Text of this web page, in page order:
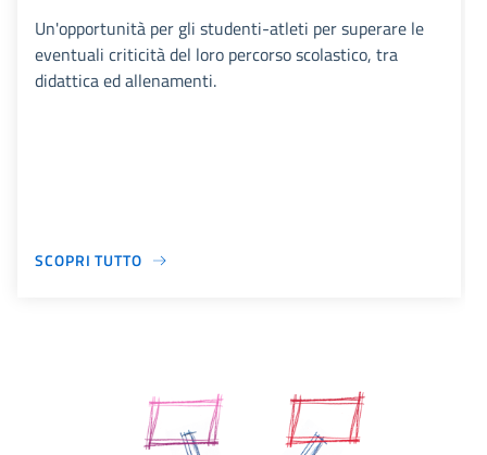
Un'opportunità per gli studenti-atleti per superare le
eventuali criticità del loro percorso scolastico, tra
didattica ed allenamenti.
SCOPRI TUTTO